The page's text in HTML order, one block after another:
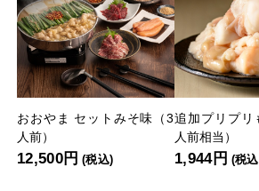
おおやま セットみそ味（3
人前）
12,500円 (税込)
追加プリプリ
人前相当）
1,944円 (税